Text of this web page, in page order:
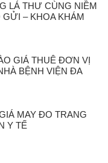
LÁ THƯ CÙNG NIỀM
– KHOA KHÁM
GIÁ THUÊ ĐƠN VỊ
BỆNH VIỆN ĐA
MAY ĐO TRANG
Y TẾ